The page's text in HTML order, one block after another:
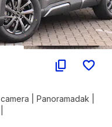
| Panoramadak |